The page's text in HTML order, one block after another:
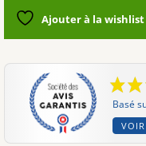
coco
4L
KOMODO®
Ajouter à la wishlist
Basé